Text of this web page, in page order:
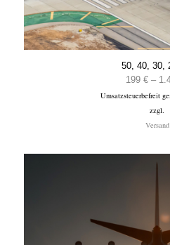
50, 40, 30,
199 € –
Umsatzsteuerbefreit
zzgl.
Versand